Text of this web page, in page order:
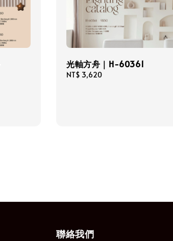
光軸方舟｜H-60361
Regular
NT$ 3,620
聯絡我們